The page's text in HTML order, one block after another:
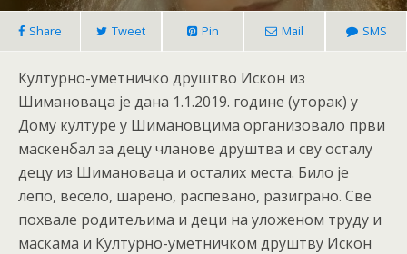
Share Tweet Pin Mail SMS
Културно-уметничко друштво Искон из
Шимановаца је дана 1.1.2019. године (уторак) у
Дому културе у Шимановцима организовало први
маскенбал за децу чланове друштва и сву осталу
децу из Шимановаца и осталих места. Било је
лепо, весело, шарено, распевано, разиграно. Све
похвале родитељима и деци на уложеном труду и
маскама и Културно-уметничком друштву Искон